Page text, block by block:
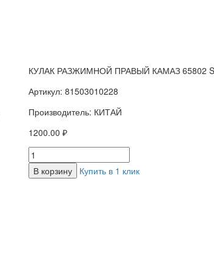
КУЛАК РАЗЖИМНОЙ ПРАВЫЙ КАМАЗ 65802
Артикул: 81503010228
Производитель: КИТАЙ
1200.00 ₽
В корзину Купить в 1 клик